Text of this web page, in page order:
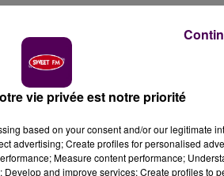
championnat du monde
Porsche souhaite s'engager
de la saison. Le constructeur
ce vendredi 28 juillet dans la
électriques, à l’horizon 2019-
vie privée est notre priorité
based on your consent and/or our legitimate
advertising; Create profiles for personalised
Measure content performance;
and improve services; Create profiles to